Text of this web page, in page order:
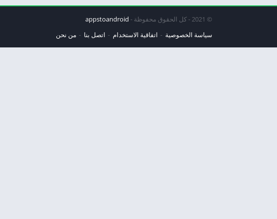
© 2021 - كل الحقوق محفوظة -
appstoandroid
سياسة الخصوصية
اتفاقية الاستخدام اتصل بنا من نحن